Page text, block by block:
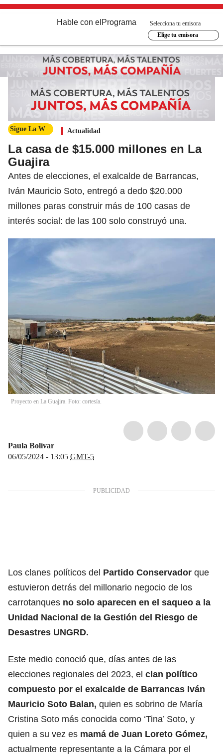
Hable con el Programa
Selecciona tu emisora
Elige tu emisora
Sigue La W Actualidad
La casa de $15.000 millones en La
Guajira
Antes de elecciones, el exalcalde de Barrancas,
Iván Mauricio Soto, entregó a dedo $20.000
millones paras construir más de 100 casas de
interés social: de las 100 solo construyó una.
Proyecto en La Guajira. Foto: cortesía.
Paula Bolívar
06/05/2024 - 13:05 GMT-5
Los clanes políticos del Partido Conservador que
estuvieron detrás del millonario negocio de los
carrotanques no solo aparecen en el saqueo a la
Unidad Nacional de la Gestión del Riesgo de
Desastres UNGRD.
Este medio conoció que, días antes de las
elecciones regionales del 2023, el clan político
compuesto por el exalcalde de Barrancas Iván
Mauricio Soto Balan, quien es sobrino de María
Cristina Soto más conocida como ‘Tina’ Soto, y
quien a su vez es mamá de Juan Loreto Gómez,
actualmente representante a la Cámara por el